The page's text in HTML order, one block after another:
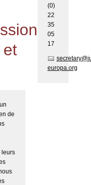
et
de
leurs
(0)
22
35
05
17
europa.org